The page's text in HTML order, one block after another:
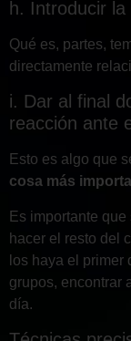
h. Introducir la
Qué es, partes,
directamente
i. Dar al final
reacción ante
Esto es algo que
cosa más
Es importante
hacer el resto del
los haya el
grupos, encontrar
día.